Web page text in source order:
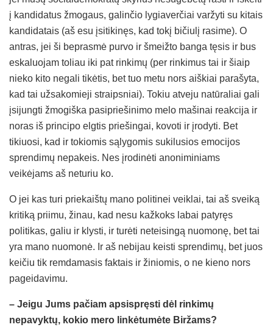
į kandidatus žmogaus, galinčio lygiaverčiai varžyti su kitais
kandidatais (aš esu įsitikinęs, kad tokį bičiulį rasime). O
antras, jei ši beprasmė purvo ir šmeižto banga tęsis ir bus
eskaluojam toliau iki pat rinkimų (per rinkimus tai ir šiaip
nieko kito negali tikėtis, bet tuo metu nors aiškiai parašyta,
kad tai užsakomieji straipsniai). Tokiu atveju natūraliai gali
įsijungti žmogiška pasipriešinimo melo mašinai reakcija ir
noras iš principo elgtis priešingai, kovoti ir įrodyti. Bet
tikiuosi, kad ir tokiomis sąlygomis sukilusios emocijos
sprendimų nepakeis. Nes įrodinėti anoniminiams
veikėjams aš neturiu ko.
O jei kas turi priekaištų mano politinei veiklai, tai aš sveiką
kritiką priimu, žinau, kad nesu kažkoks labai patyręs
politikas, galiu ir klysti, ir turėti neteisingą nuomonę, bet tai
yra mano nuomonė. Ir aš nebijau keisti sprendimų, bet juos
keičiu tik remdamasis faktais ir žiniomis, o ne kieno nors
pageidavimu.
– Jeigu Jums pačiam apsispręsti dėl rinkimų
nepavyktų, kokio mero linkėtumėte Biržams?